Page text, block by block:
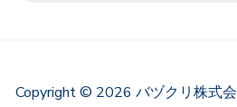
Copyright © 2026 バヅクリ株式